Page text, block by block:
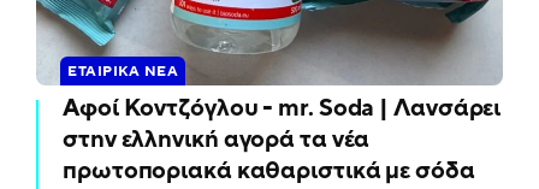
ΕΤΑΙΡΙΚΆ ΝΈΑ
Αφοί Κοντζόγλου - mr. Soda | Λανσάρει
στην ελληνική αγορά τα νέα
πρωτοποριακά καθαριστικά με σόδα